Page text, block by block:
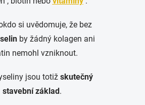
si uvědomuje, že bez
by žádný kolagen ani
nemohl vzniknout.
jsou totiž skutečný
stavební základ.